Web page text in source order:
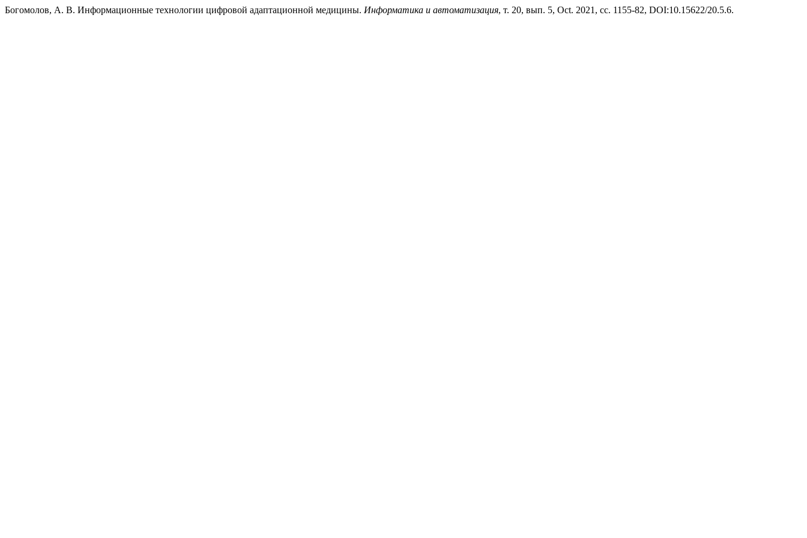
Богомолов, А. В. Информационные технологии цифровой адаптационной медицины. Информатика и автоматизация, т. 20, вып. 5, Oct. 2021, сс. 1155-82, DOI:10.15622/20.5.6.